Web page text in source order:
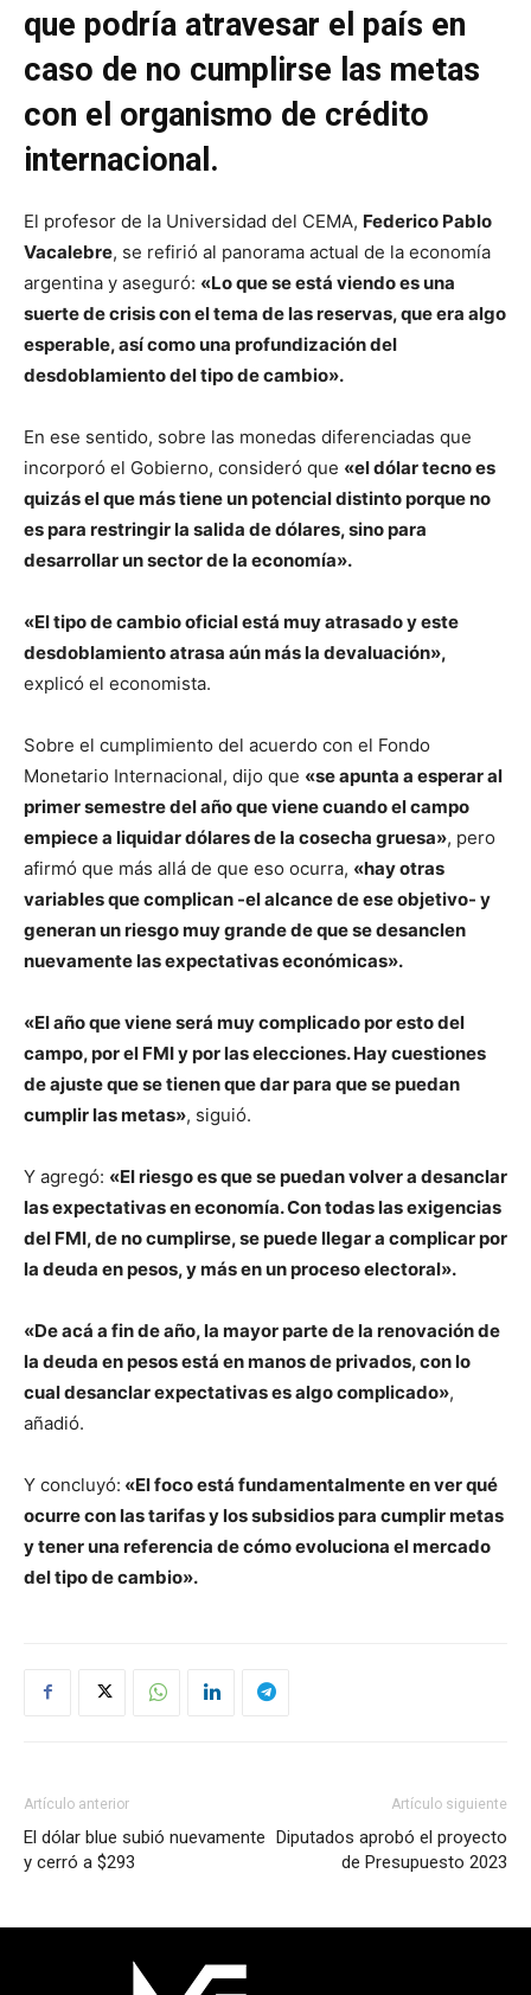
que podría atravesar el país en
caso de no cumplirse las metas
con el organismo de crédito
internacional.
El profesor de la Universidad del CEMA, Federico Pablo
Vacalebre, se refirió al panorama actual de la economía
argentina y aseguró: «Lo que se está viendo es una
suerte de crisis con el tema de las reservas, que era algo
esperable, así como una profundización del
desdoblamiento del tipo de cambio».
En ese sentido, sobre las monedas diferenciadas que
incorporó el Gobierno, consideró que «el dólar tecno es
quizás el que más tiene un potencial distinto porque no
es para restringir la salida de dólares, sino para
desarrollar un sector de la economía».
«El tipo de cambio oficial está muy atrasado y este
desdoblamiento atrasa aún más la devaluación»,
explicó el economista.
Sobre el cumplimiento del acuerdo con el Fondo
Monetario Internacional, dijo que «se apunta a esperar al
primer semestre del año que viene cuando el campo
empiece a liquidar dólares de la cosecha gruesa», pero
afirmó que más allá de que eso ocurra, «hay otras
variables que complican -el alcance de ese objetivo- y
generan un riesgo muy grande de que se desanclen
nuevamente las expectativas económicas».
«El año que viene será muy complicado por esto del
campo, por el FMI y por las elecciones. Hay cuestiones
de ajuste que se tienen que dar para que se puedan
cumplir las metas», siguió.
Y agregó: «El riesgo es que se puedan volver a desanclar
las expectativas en economía. Con todas las exigencias
del FMI, de no cumplirse, se puede llegar a complicar por
la deuda en pesos, y más en un proceso electoral».
«De acá a fin de año, la mayor parte de la renovación de
la deuda en pesos está en manos de privados, con lo
cual desanclar expectativas es algo complicado»,
añadió.
Y concluyó: «El foco está fundamentalmente en ver qué
ocurre con las tarifas y los subsidios para cumplir metas
y tener una referencia de cómo evoluciona el mercado
del tipo de cambio».
Artículo anterior
El dólar blue subió nuevamente
y cerró a $293
Artículo siguiente
Diputados aprobó el proyecto
de Presupuesto 2023